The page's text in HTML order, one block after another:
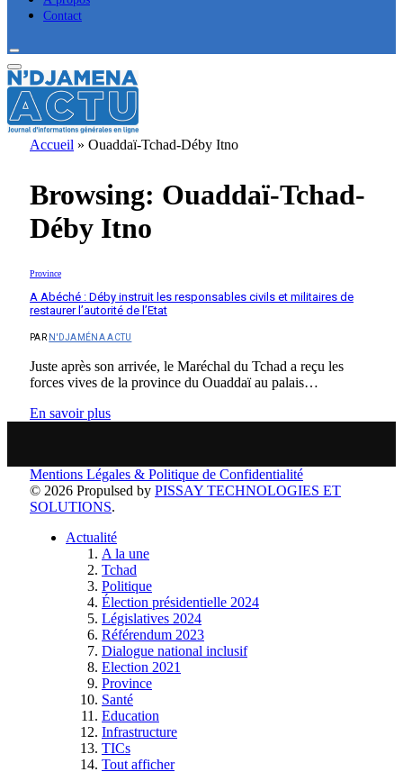
Contact
Accueil » Ouaddaï-Tchad-Déby Itno
Browsing: Ouaddaï-Tchad-
Déby Itno
Province
A Abéché : Déby instruit les responsables civils et militaires de
restaurer l’autorité de l’Etat
PAR N'DJAMÉNA ACTU
Juste après son arrivée, le Maréchal du Tchad a reçu les
forces vives de la province du Ouaddaï au palais…
En savoir plus
Mentions Légales & Politique de Confidentialité
© 2026 Propulsed by PISSAY TECHNOLOGIES ET
SOLUTIONS.
Actualité
A la une
Tchad
Politique
Élection présidentielle 2024
Législatives 2024
Référendum 2023
Dialogue national inclusif
Election 2021
Province
Santé
Education
Infrastructure
TICs
Tout afficher